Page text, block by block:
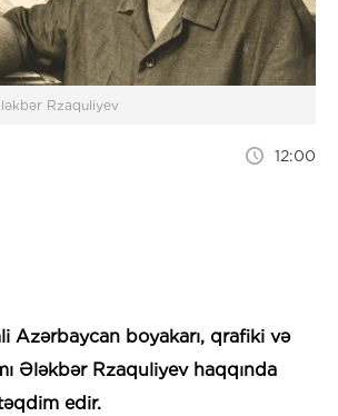
Rzaquliyev
12:00
Azərbaycan boyakarı, qrafiki və
Ələkbər Rzaquliyev haqqında
edir.